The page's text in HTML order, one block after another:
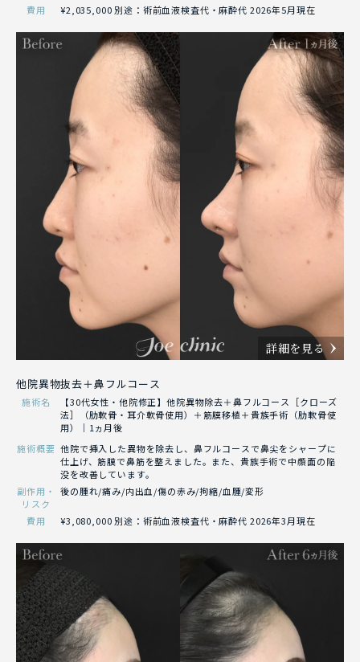
費用 ¥2,035,000 別途：術前血液検査代・麻酔代 2026年5月現在
詳細を見る
他院異物抜去＋鼻フルコース
施術名
【30代女性・他院修正】他院異物除去＋鼻フルコース［クローズ
法］（肋軟骨・耳介軟骨使用）＋筋膜移植＋貴族手術（肋軟骨使
用）｜1ヵ月後
施術概要 他院で挿入した異物を除去し、鼻フルコースで鼻尖をシャープに
仕上げ、筋膜で鼻筋を整えました。また、貴族手術で中顔面の陥
没を改善しています。
副作用・
リスク
後の腫れ/痛み/内出血/傷の赤み/拘縮/血腫/変形
費用 ¥3,080,000 別途：術前血液検査代・麻酔代 2026年3月現在